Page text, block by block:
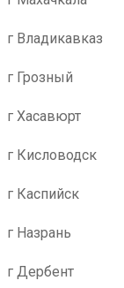
г Владикавказ
г Грозный
г Хасавюрт
г Кисловодск
г Каспийск
г Назрань
г Дербент